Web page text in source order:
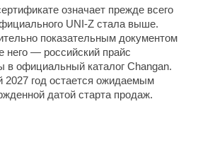
означает прежде всего
UNI-Z стала выше.
показательным документом
— российский прайс
официальный каталог Changan.
2027 год остается ожидаемым
датой старта продаж.